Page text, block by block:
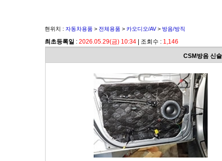
현위치 :자동차용품 > 전체용품 >카오디오/AV> 방음/방직
최초등록일 :2026.05.29(금) 10:34 | 조회수 : 1,146
CSM방음 신